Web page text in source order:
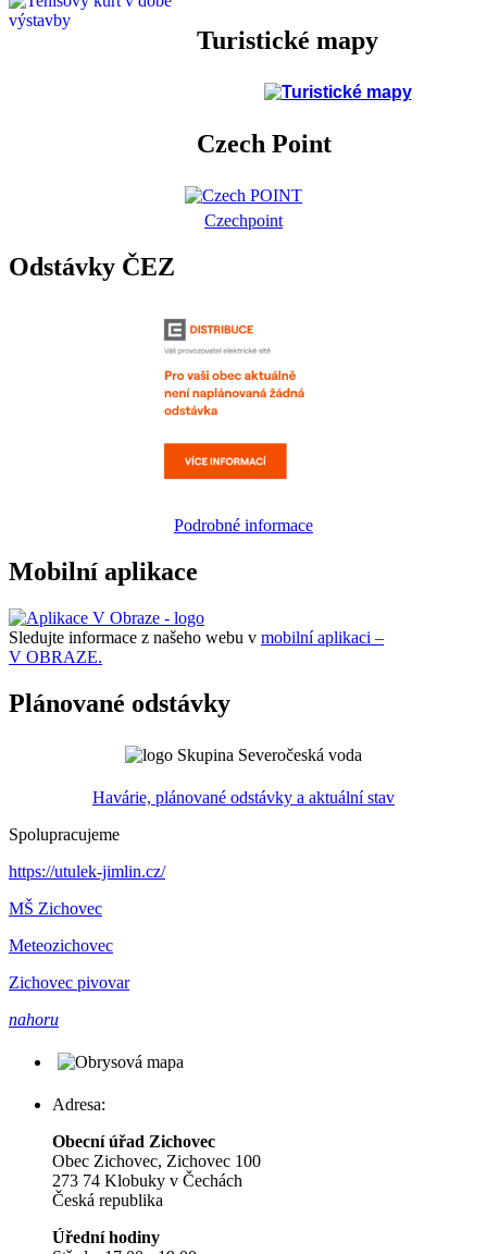
Turistické mapy
Czech Point
Czechpoint
Odstávky ČEZ
Podrobné informace
Mobilní aplikace
Sledujte informace z našeho webu v mobilní aplikaci –
V OBRAZE.
Plánované odstávky
Havárie, plánované odstávky a aktuální stav
Spolupracujeme
https://utulek-jimlin.cz/
MŠ Zichovec
Meteozichovec
Zichovec pivovar
nahoru
Adresa:
Obecní úřad Zichovec
Obec Zichovec, Zichovec 100
273 74 Klobuky v Čechách
Česká republika
Úřední hodiny